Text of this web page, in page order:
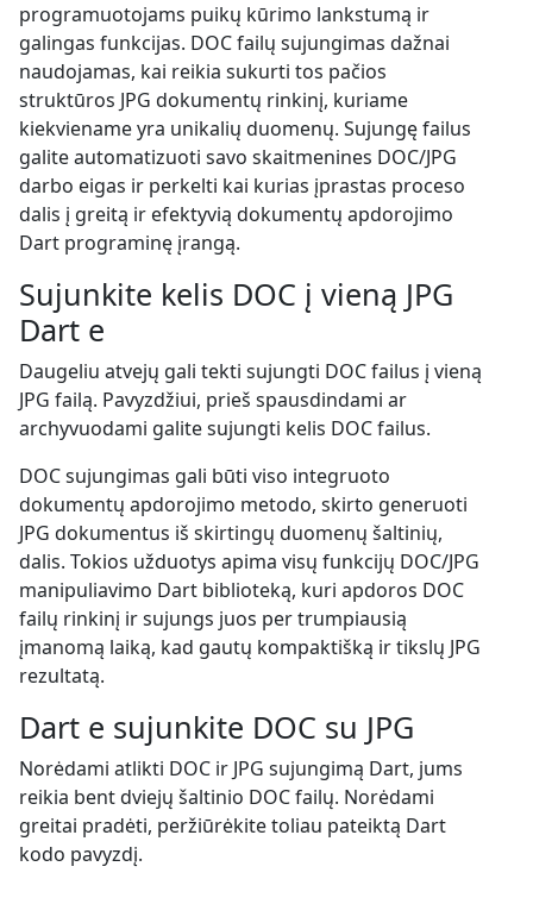
programuotojams puikų kūrimo lankstumą ir
galingas funkcijas. DOC failų sujungimas dažnai
naudojamas, kai reikia sukurti tos pačios
struktūros JPG dokumentų rinkinį, kuriame
kiekviename yra unikalių duomenų. Sujungę failus
galite automatizuoti savo skaitmenines DOC/JPG
darbo eigas ir perkelti kai kurias įprastas proceso
dalis į greitą ir efektyvią dokumentų apdorojimo
Dart programinę įrangą.
Sujunkite kelis DOC į vieną JPG
Dart e
Daugeliu atvejų gali tekti sujungti DOC failus į vieną
JPG failą. Pavyzdžiui, prieš spausdindami ar
archyvuodami galite sujungti kelis DOC failus.
DOC sujungimas gali būti viso integruoto
dokumentų apdorojimo metodo, skirto generuoti
JPG dokumentus iš skirtingų duomenų šaltinių,
dalis. Tokios užduotys apima visų funkcijų DOC/JPG
manipuliavimo Dart biblioteką, kuri apdoros DOC
failų rinkinį ir sujungs juos per trumpiausią
įmanomą laiką, kad gautų kompaktišką ir tikslų JPG
rezultatą.
Dart e sujunkite DOC su JPG
Norėdami atlikti DOC ir JPG sujungimą Dart, jums
reikia bent dviejų šaltinio DOC failų. Norėdami
greitai pradėti, peržiūrėkite toliau pateiktą Dart
kodo pavyzdį.